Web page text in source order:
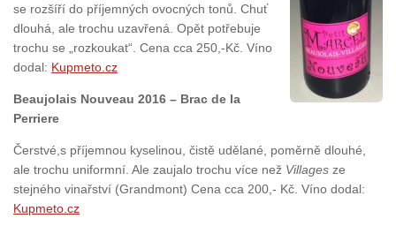
se rozšíří do příjemných ovocných tonů. Chuť
dlouhá, ale trochu uzavřená. Opět potřebuje
trochu se „rozkoukat“. Cena cca 250,-Kč. Víno
dodal: Kupmeto.cz
Beaujolais Nouveau 2016 – Brac de la
Perriere
Čerstvé,s příjemnou kyselinou, čistě udělané, poměrně dlouhé,
ale trochu uniformní. Ale zaujalo trochu více než Villages ze
stejného vinařství (Grandmont) Cena cca 200,- Kč. Víno dodal:
Kupmeto.cz